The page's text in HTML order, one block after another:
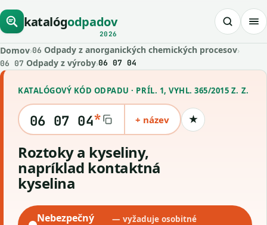
katalógodpadov
2026
Domov›06 Odpady z anorganických chemických procesov›
06 07 Odpady z výroby›06 07 04
KATALÓGOVÝ KÓD ODPADU · PRÍL. 1, VYHL. 365/2015 Z. Z.
06 07 04* + název ★Uložiť kód
roztoky a kyseliny,
napríklad kontaktná
kyselina
Nebezpečný
— vyžaduje osobitné